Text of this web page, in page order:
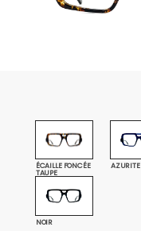
ÉCAILLE FONCÉE
TAUPE
AZURITE
NOIR